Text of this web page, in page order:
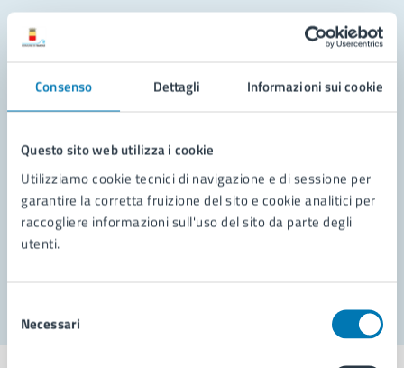
Consenso Dettagli Informazioni sui cookie
Questo sito web utilizza i cookie
Utilizziamo cookie tecnici di navigazione e di sessione per
garantire la corretta fruizione del sito e cookie analitici per
raccogliere informazioni sull'uso del sito da parte degli
utenti.
delNecessari
Leggi le domande frequenti
Richiedi assistenza
Prenota appuntamento
Problemi in città